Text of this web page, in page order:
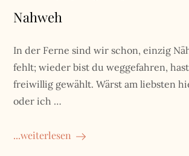
Nahweh
In der Ferne sind wir schon, einzig
fehlt; wieder bist du weggefahren,
freiwillig gewählt. Wärst am liebsten
oder ich …
...weiterlesen